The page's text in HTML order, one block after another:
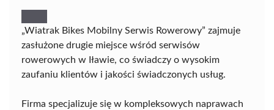
„Wiatrak Bikes Mobilny Serwis Rowerowy” zajmuje
zasłużone drugie miejsce wśród serwisów
rowerowych w Iławie, co świadczy o wysokim
zaufaniu klientów i jakości świadczonych usług.
Firma specjalizuje się w kompleksowych naprawach